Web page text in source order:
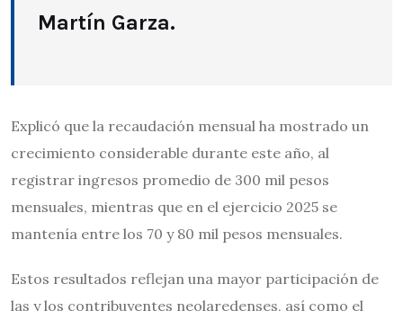
Martín Garza.
Explicó que la recaudación mensual ha mostrado un
crecimiento considerable durante este año, al
registrar ingresos promedio de 300 mil pesos
mensuales, mientras que en el ejercicio 2025 se
mantenía entre los 70 y 80 mil pesos mensuales.
Estos resultados reflejan una mayor participación de
las y los contribuyentes neolaredenses, así como el